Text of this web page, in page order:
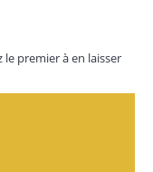
le premier à en laisser